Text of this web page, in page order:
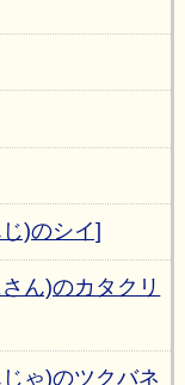
)のシイ]
ん)のカタクリ
ゃ)のツクバネ